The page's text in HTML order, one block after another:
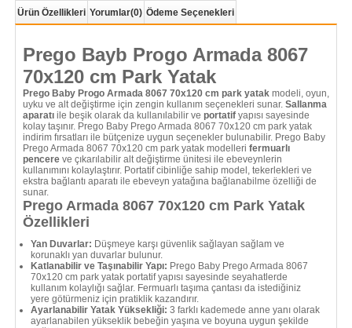
Ürün Özellikleri Yorumlar(0) Ödeme Seçenekleri
Prego Bayb Progo Armada 8067
70x120 cm Park Yatak
Prego Baby Progo Armada 8067 70x120 cm park yatakmodeli, oyun,
uyku ve alt değiştirme için zengin kullanım seçenekleri sunar. Sallanma
aparatıile beşik olarak da kullanılabilir ve portatifyapısı sayesinde
kolay taşınır. Prego Baby Prego Armada 8067 70x120 cm park yatak
indirim fırsatları ile bütçenize uygun seçenekler bulunabilir. Prego Baby
Prego Armada 8067 70x120 cm park yatak modelleri fermuarlı
pencereve çıkarılabilir alt değiştirme ünitesi ile ebeveynlerin
kullanımını kolaylaştırır. Portatif cibinliğe sahip model, tekerlekleri ve
ekstra bağlantı aparatı ile ebeveyn yatağına bağlanabilme özelliği de
sunar.
Prego Armada 8067 70x120 cm Park Yatak
Özellikleri
Yan Duvarlar: Düşmeye karşı güvenlik sağlayan sağlam ve
korunaklı yan duvarlar bulunur.
Katlanabilir ve Taşınabilir Yapı: Prego Baby Prego Armada 8067
70x120 cm park yatak portatif yapısı sayesinde seyahatlerde
kullanım kolaylığı sağlar. Fermuarlı taşıma çantası da istediğiniz
yere götürmeniz için pratiklik kazandırır.
Ayarlanabilir Yatak Yüksekliği: 3 farklı kademede anne yanı olarak
ayarlanabilen yükseklik bebeğin yaşına ve boyuna uygun şekilde